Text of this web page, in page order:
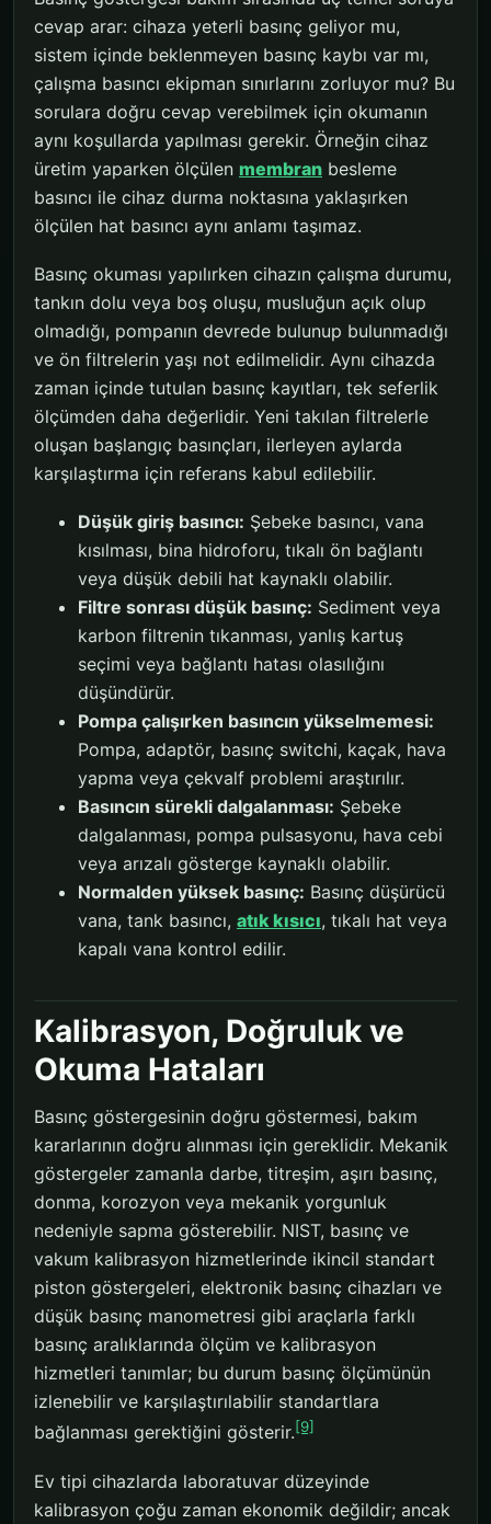
cevap arar: cihaza yeterli basınç geliyor mu,
sistem içinde beklenmeyen basınç kaybı var mı,
çalışma basıncı ekipman sınırlarını zorluyor mu? Bu
sorulara doğru cevap verebilmek için okumanın
aynı koşullarda yapılması gerekir. Örneğin cihaz
üretim yaparken ölçülen membran besleme
basıncı ile cihaz durma noktasına yaklaşırken
ölçülen hat basıncı aynı anlamı taşımaz.
Basınç okuması yapılırken cihazın çalışma durumu,
tankın dolu veya boş oluşu, musluğun açık olup
olmadığı, pompanın devrede bulunup bulunmadığı
ve ön filtrelerin yaşı not edilmelidir. Aynı cihazda
zaman içinde tutulan basınç kayıtları, tek seferlik
ölçümden daha değerlidir. Yeni takılan filtrelerle
oluşan başlangıç basınçları, ilerleyen aylarda
karşılaştırma için referans kabul edilebilir.
Düşük giriş basıncı: Şebeke basıncı, vana
kısılması, bina hidroforu, tıkalı ön bağlantı
veya düşük debili hat kaynaklı olabilir.
Filtre sonrası düşük basınç: Sediment veya
karbon filtrenin tıkanması, yanlış kartuş
seçimi veya bağlantı hatası olasılığını
düşündürür.
Pompa çalışırken basıncın yükselmemesi:
Pompa, adaptör, basınç switchi, kaçak, hava
yapma veya çekvalf problemi araştırılır.
Basıncın sürekli dalgalanması: Şebeke
dalgalanması, pompa pulsasyonu, hava cebi
veya arızalı gösterge kaynaklı olabilir.
Normalden yüksek basınç: Basınç düşürücü
vana, tank basıncı, atık kısıcı, tıkalı hat veya
kapalı vana kontrol edilir.
Kalibrasyon, Doğruluk ve
Okuma Hataları
Basınç göstergesinin doğru göstermesi, bakım
kararlarının doğru alınması için gereklidir. Mekanik
göstergeler zamanla darbe, titreşim, aşırı basınç,
donma, korozyon veya mekanik yorgunluk
nedeniyle sapma gösterebilir. NIST, basınç ve
vakum kalibrasyon hizmetlerinde ikincil standart
piston göstergeleri, elektronik basınç cihazları ve
düşük basınç manometresi gibi araçlarla farklı
basınç aralıklarında ölçüm ve kalibrasyon
hizmetleri tanımlar; bu durum basınç ölçümünün
izlenebilir ve karşılaştırılabilir standartlara
bağlanması gerektiğini gösterir.[9]
Ev tipi cihazlarda laboratuvar düzeyinde
kalibrasyon çoğu zaman ekonomik değildir; ancak